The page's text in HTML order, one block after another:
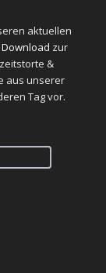
aktuellen
Download zur
&
aus unserer
Tag vor.